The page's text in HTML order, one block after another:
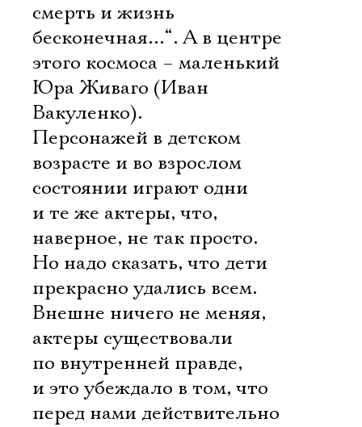
смерть и жизнь
бесконечная…“. А в центре
этого космоса – маленький
Юра Живаго (Иван
Вакуленко).
Персонажей в детском
возрасте и во взрослом
состоянии играют одни
и те же актеры, что,
наверное, не так просто.
Но надо сказать, что дети
прекрасно удались всем.
Внешне ничего не меняя,
актеры существовали
по внутренней правде,
и это убеждало в том, что
перед нами действительно